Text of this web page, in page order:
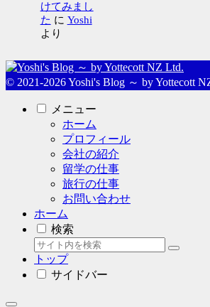
けてみまし
た に Yoshi
より
© 2021-2026 Yoshi's Blog ～ by Yottecott
メニュー
ホーム
プロフィール
会社の紹介
留学の仕事
旅行の仕事
お問い合わせ
ホーム
検索
トップ
サイドバー